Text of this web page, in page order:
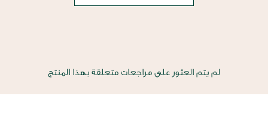
لم يتم العثور على مراجعات متعلقة بهذا المنتج